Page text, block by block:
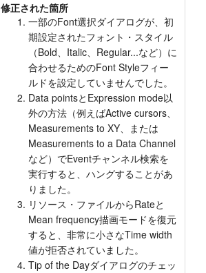
修正された箇所
一部のFont選択ダイアログが、初
期設定されたフォント・スタイル
（Bold、Italic、Regular...など）に
合わせるためのFont Styleフィー
ルドを設定していませんでした。
Data pointsとExpression mode以
外の方法（例えばActive cursors、
Measurements to XY、または
Measurements to a Data Channel
など）でEventチャンネル検索を
実行すると、ハングすることがあ
りました。
リソース・ファイルからRateと
Mean frequency描画モードを復元
すると、非常に小さなTime width
値が拒否されていました。
Tip of the Dayダイアログのチェッ